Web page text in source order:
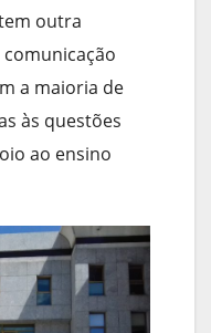
outra
a maioria de
às questões
ao ensino